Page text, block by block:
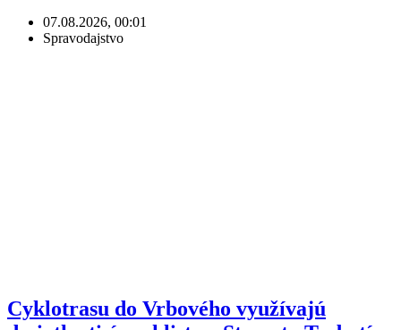
07.08.2026, 00:01
Spravodajstvo
Cyklotrasu do Vrbového využívajú